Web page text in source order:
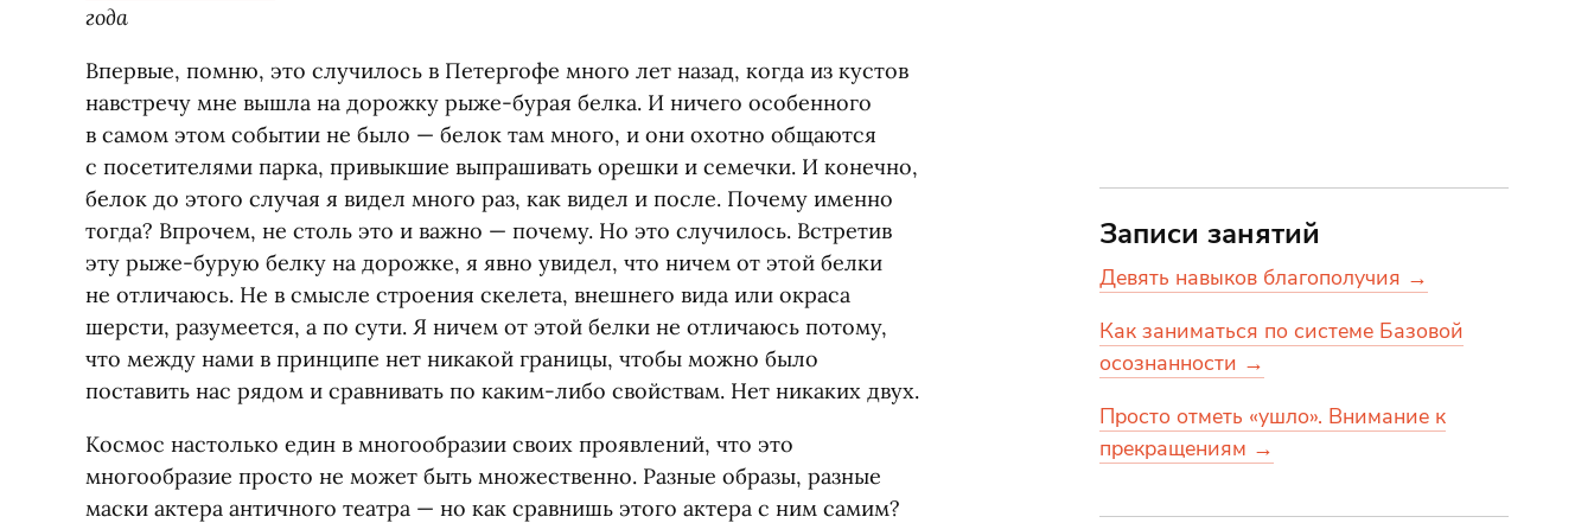
года
Впервые, помню, это случилось в Петергофе много лет назад, когда из кустов
навстречу мне вышла на дорожку рыже-бурая белка. И ничего особенного
в самом этом событии не было — белок там много, и они охотно общаются
с посетителями парка, привыкшие выпрашивать орешки и семечки. И конечно,
белок до этого случая я видел много раз, как видел и после. Почему именно
тогда? Впрочем, не столь это и важно — почему. Но это случилось. Встретив
эту рыже-бурую белку на дорожке, я явно увидел, что ничем от этой белки
не отличаюсь. Не в смысле строения скелета, внешнего вида или окраса
шерсти, разумеется, а по сути. Я ничем от этой белки не отличаюсь потому,
что между нами в принципе нет никакой границы, чтобы можно было
поставить нас рядом и сравнивать по каким-либо свойствам. Нет никаких двух.
Космос настолько един в многообразии своих проявлений, что это
многообразие просто не может быть множественно. Разные образы, разные
маски актера античного театра — но как сравнишь этого актера с ним самим?
Записи занятий
Девять навыков благополучия →
Как заниматься по системе Базовой
осознанности →
Просто отметь «ушло». Внимание к
прекращениям →